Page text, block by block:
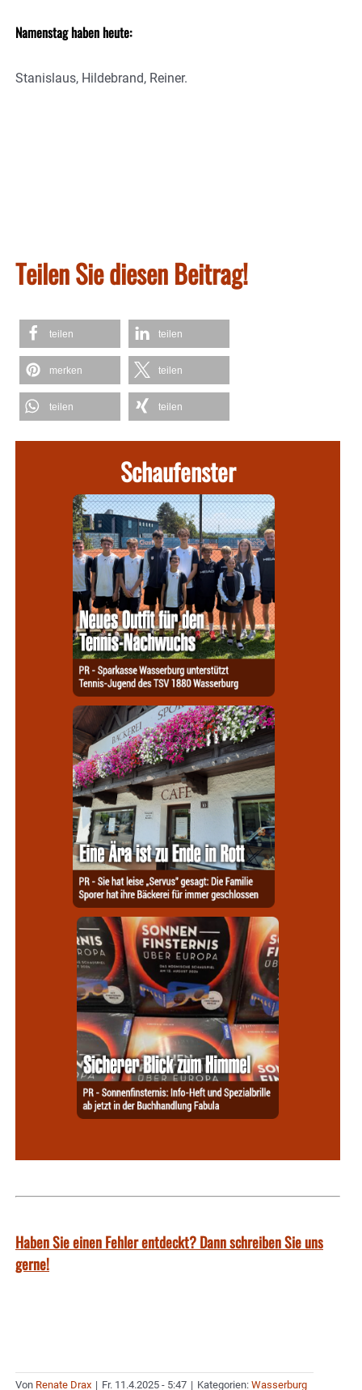
Namenstag haben heute:
Stanislaus, Hildebrand, Reiner.
Teilen Sie diesen Beitrag!
teilen teilen
merken teilen
teilen teilen
Schaufenster
Haben Sie einen Fehler entdeckt? Dann schreiben Sie uns
gerne!
Von Renate Drax | Fr. 11.4.2025 - 5:47 | Kategorien: Wasserburg